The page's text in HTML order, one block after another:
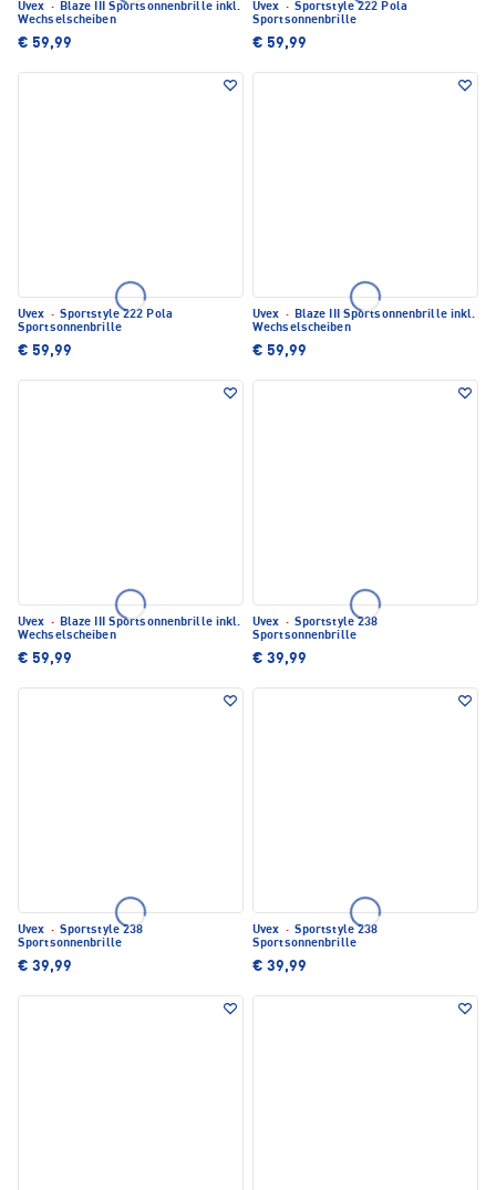
Uvex · Blaze III Sportsonnenbrille inkl.
Wechselscheiben
€ 59,99
Uvex · Sportstyle 222 Pola
Sportsonnenbrille
€ 59,99
Uvex · Sportstyle 222 Pola
Sportsonnenbrille
€ 59,99
Uvex · Blaze III Sportsonnenbrille inkl.
Wechselscheiben
€ 59,99
Uvex · Blaze III Sportsonnenbrille inkl.
Wechselscheiben
€ 59,99
Uvex · Sportstyle 238
Sportsonnenbrille
€ 39,99
Uvex · Sportstyle 238
Sportsonnenbrille
€ 39,99
Uvex · Sportstyle 238
Sportsonnenbrille
€ 39,99